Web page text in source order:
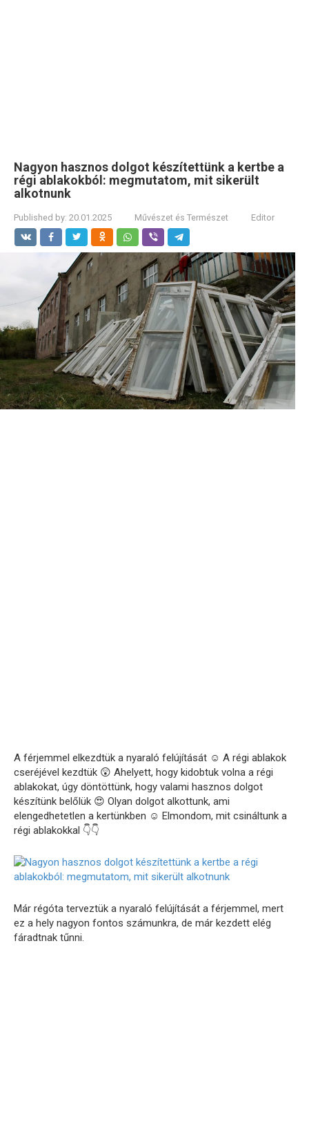
Nagyon hasznos dolgot készítettünk a kertbe a
régi ablakokból: megmutatom, mit sikerült
alkotnunk
Published by: 20.01.2025 Művészet és Természet Editor
A férjemmel elkezdtük a nyaraló felújítását ☺️ A régi ablakok
cseréjével kezdtük 😲 Ahelyett, hogy kidobtuk volna a régi
ablakokat, úgy döntöttünk, hogy valami hasznos dolgot
készítünk belőlük 😍 Olyan dolgot alkottunk, ami
elengedhetetlen a kertünkben ☺️ Elmondom, mit csináltunk a
régi ablakokkal 👇👇
Már régóta terveztük a nyaraló felújítását a férjemmel, mert
ez a hely nagyon fontos számunkra, de már kezdett elég
fáradtnak tűnni.